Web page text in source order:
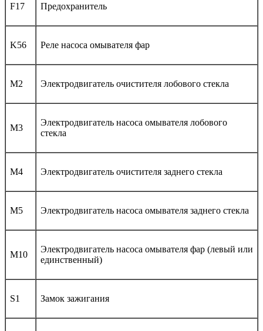
F17 Предохранитель
K56 Реле насоса омывателя фар
M2 Электродвигатель очистителя лобового стекла
M3
Электродвигатель насоса омывателя лобового
стекла
M4 Электродвигатель очистителя заднего стекла
M5 Электродвигатель насоса омывателя заднего стекла
M10
Электродвигатель насоса омывателя фар (левый или
единственный)
S1 Замок зажигания